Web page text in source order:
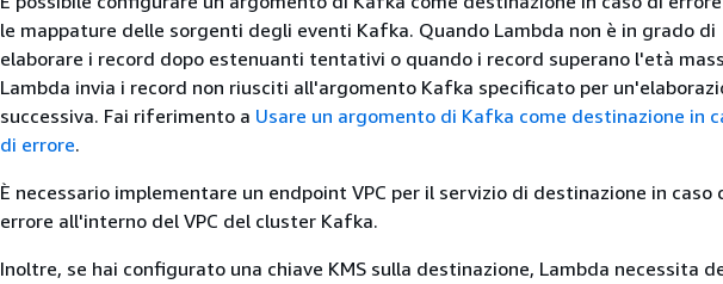
le mappature delle sorgenti degli eventi Kafka. Quando Lambda non è in grado di
elaborare i record dopo estenuanti tentativi o quando i record superano l'età
Lambda invia i record non riusciti all'argomento Kafka specificato per
successiva. Fai riferimento a Usare un argomento di Kafka come destinazione in
di errore.
È necessario implementare un endpoint VPC per il servizio di destinazione in caso
errore all'interno del VPC del cluster Kafka.
Inoltre, se hai configurato una chiave KMS sulla destinazione, Lambda necessita